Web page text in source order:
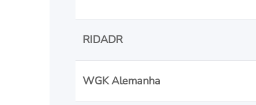
RIDADR
WGK Alemanha